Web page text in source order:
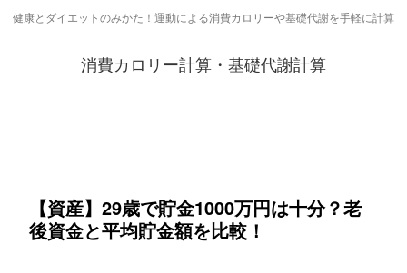
健康とダイエットのみかた！運動による消費カロリーや基礎代謝を手軽に計算
消費カロリー計算・基礎代謝計算
【資産】29歳で貯金1000万円は十分？老
後資金と平均貯金額を比較！